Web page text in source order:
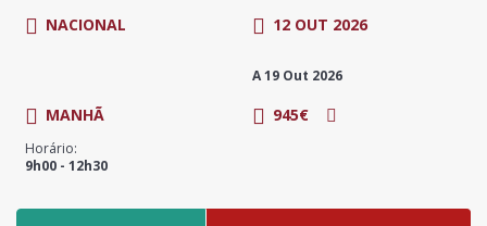
NACIONAL 12 OUT 2026
A 19 Out 2026
MANHÃ
Horário:
9h00 - 12h30
945€